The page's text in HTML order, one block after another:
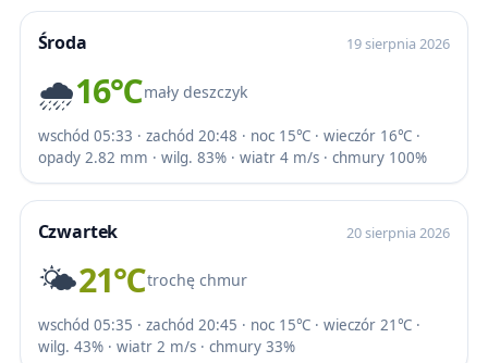
Środa 19 sierpnia 2026
🌧️16℃mały deszczyk
wschód 05:33 · zachód 20:48 · noc 15℃ · wieczór 16℃ ·
opady 2.82 mm · wilg. 83% · wiatr 4 m/s · chmury 100%
Czwartek 20 sierpnia 2026
🌤️21℃trochę chmur
wschód 05:35 · zachód 20:45 · noc 15℃ · wieczór 21℃ ·
wilg. 43% · wiatr 2 m/s · chmury 33%